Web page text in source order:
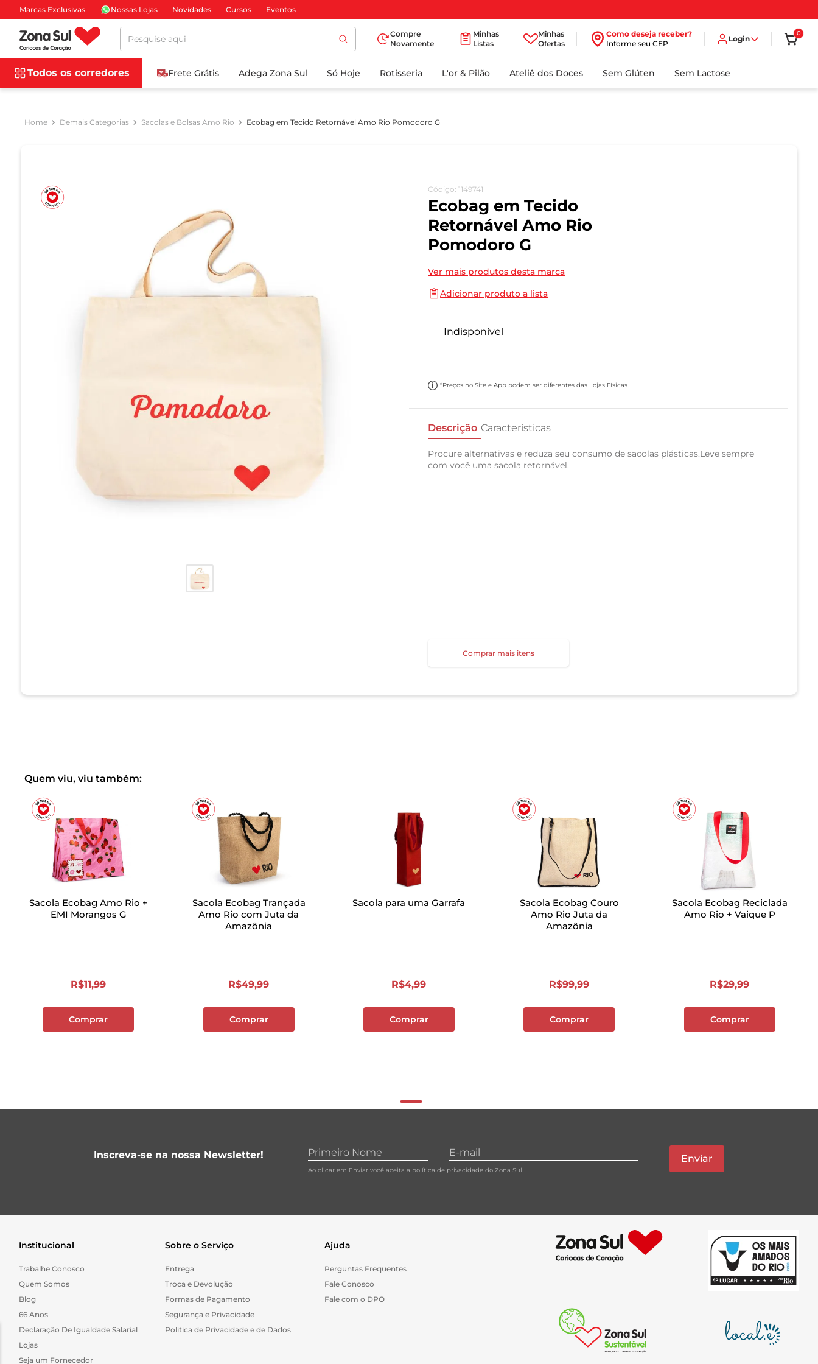
Marcas Exclusivas Nossas Lojas Novidades Cursos Eventos
Pesquise aqui
Compre
Novamente
Minhas
Listas
Minhas
Ofertas
Como deseja receber?
Informe seu CEP
Login
0
Todos os corredores Frete Grátis Adega Zona Sul Só Hoje Rotisseria L'or & Pilão Ateliê dos Doces Sem Glúten Sem Lactose
Demais Categorias Sacolas e Bolsas Amo Rio Ecobag em Tecido Retornável Amo Rio Pomodoro G
Código: 1149741
Ecobag em Tecido
Retornável Amo Rio
Pomodoro G
Ver mais produtos desta marca
Adicionar produto a lista
Indisponível
*Preços no Site e App podem ser diferentes das Lojas Físicas.
Descrição Características
Procure alternativas e reduza seu consumo de sacolas plásticas.Leve sempre
com você uma sacola retornável.
Comprar mais itens
Quem viu, viu também:
Sacola Ecobag Amo Rio +
EMI Morangos G
R$11,99
Comprar
Sacola Ecobag Trançada
Amo Rio com Juta da
Amazônia
R$49,99
Comprar
Sacola para uma Garrafa
R$4,99
Comprar
Sacola Ecobag Couro
Amo Rio Juta da
Amazônia
R$99,99
Comprar
Sacola Ecobag Reciclada
Amo Rio + Vaique P
R$29,99
Comprar
Inscreva-se na nossa Newsletter!
Ao clicar em Enviar você aceita a política de privacidade do Zona Sul
Enviar
Institucional
Trabalhe Conosco
Quem Somos
Blog
66 Anos
Declaração De Igualdade Salarial
Lojas
Seja um Fornecedor
Sobre o Serviço
Entrega
Troca e Devolução
Formas de Pagamento
Segurança e Privacidade
Politica de Privacidade e de Dados
Ajuda
Perguntas Frequentes
Fale Conosco
Fale com o DPO
BUSCADOS